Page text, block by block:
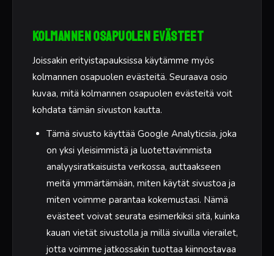
Kolmannen osapuolen evästeet
Joissakin erityistapauksissa käytämme myös
kolmannen osapuolen evästeitä. Seuraava osio
kuvaa, mitä kolmannen osapuolen evästeitä voit
kohdata tämän sivuston kautta.
Tämä sivusto käyttää Google Analyticsia, joka
on yksi yleisimmistä ja luotettavimmista
analyysiratkaisuista verkossa, auttaakseen
meitä ymmärtämään, miten käytät sivustoa ja
miten voimme parantaa kokemustasi. Nämä
evästeet voivat seurata esimerkiksi sitä, kuinka
kauan vietät sivustolla ja millä sivuilla vierailet,
jotta voimme jatkossakin tuottaa kiinnostavaa